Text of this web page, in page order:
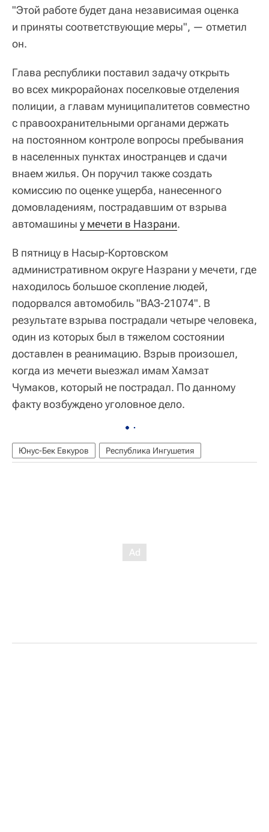
"Этой работе будет дана независимая оценка
и приняты соответствующие меры", — отметил
он.
Глава республики поставил задачу открыть
во всех микрорайонах поселковые отделения
полиции, а главам муниципалитетов совместно
с правоохранительными органами держать
на постоянном контроле вопросы пребывания
в населенных пунктах иностранцев и сдачи
внаем жилья. Он поручил также создать
комиссию по оценке ущерба, нанесенного
домовладениям, пострадавшим от взрыва
автомашины у мечети в Назрани.
В пятницу в Насыр-Кортовском
административном округе Назрани у мечети, где
находилось большое скопление людей,
подорвался автомобиль "ВАЗ-21074". В
результате взрыва пострадали четыре человека,
один из которых был в тяжелом состоянии
доставлен в реанимацию. Взрыв произошел,
когда из мечети выезжал имам Хамзат
Чумаков, который не пострадал. По данному
факту возбуждено уголовное дело.
Юнус-Бек Евкуров Республика Ингушетия